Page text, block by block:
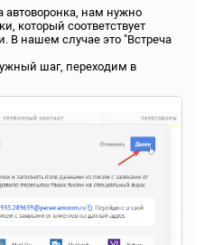
автоворонка, нам нужно
который соответствует
В нашем случае это "Встреча
шаг, переходим в